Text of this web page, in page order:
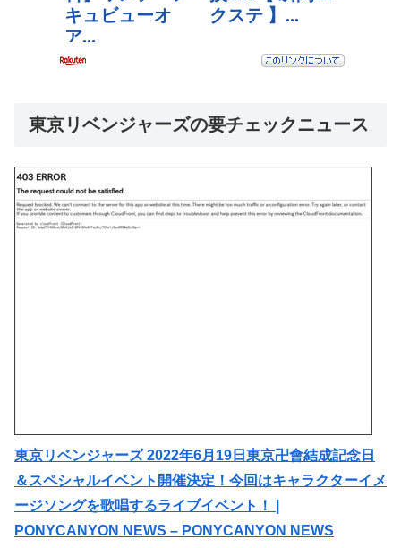
東京リベンジャーズの要チェックニュース
東京リベンジャーズ 2022年6月19日東京卍會結成記念日
＆スペシャルイベント開催決定！今回はキャラクターイメ
ージソングを歌唱するライブイベント！ |
PONYCANYON NEWS – PONYCANYON NEWS